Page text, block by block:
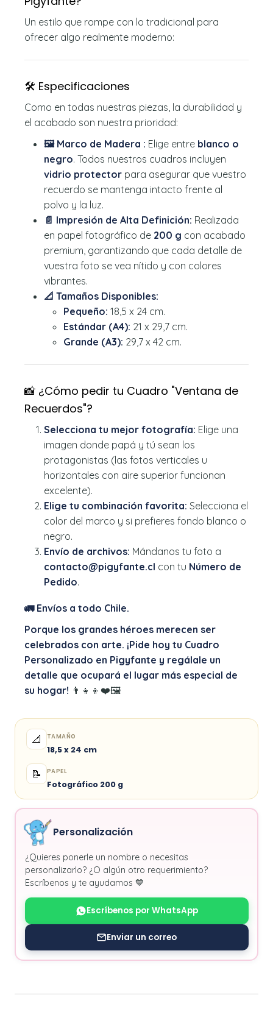
Un estilo que rompe con lo tradicional para
ofrecer algo realmente moderno:
🛠️ Especificaciones
Como en todas nuestras piezas, la durabilidad y
el acabado son nuestra prioridad:
🖼️ Marco de Madera : Elige entre blanco o
negro. Todos nuestros cuadros incluyen
vidrio protector para asegurar que vuestro
recuerdo se mantenga intacto frente al
polvo y la luz.
📄 Impresión de Alta Definición: Realizada
en papel fotográfico de 200 g con acabado
premium, garantizando que cada detalle de
vuestra foto se vea nítido y con colores
vibrantes.
📐 Tamaños Disponibles:
Pequeño: 18,5 x 24 cm.
Estándar (A4): 21 x 29,7 cm.
Grande (A3): 29,7 x 42 cm.
📸 ¿Cómo pedir tu Cuadro "Ventana de
Recuerdos"?
Selecciona tu mejor fotografía: Elige una
imagen donde papá y tú sean los
protagonistas (las fotos verticales u
horizontales con aire superior funcionan
excelente).
Elige tu combinación favorita: Selecciona el
color del marco y si prefieres fondo blanco o
negro.
Envío de archivos: Mándanos tu foto a
contacto@pigyfante.cl con tu Número de
Pedido.
🚛 Envíos a todo Chile.
Porque los grandes héroes merecen ser
celebrados con arte. ¡Pide hoy tu Cuadro
Personalizado en Pigyfante y regálale un
detalle que ocupará el lugar más especial de
su hogar! 👨‍👧‍👦❤️🖼️
📐 TAMAÑO
18,5 x 24 cm
📝 PAPEL
Fotográfico 200 g
Personalización
¿Quieres ponerle un nombre o necesitas
personalizarlo? ¿O algún otro requerimiento?
Escríbenos y te ayudamos 💙
Escríbenos por WhatsApp
Enviar un correo